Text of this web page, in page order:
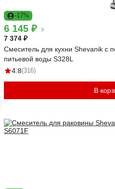
-17%
6 145 ₽
7 374 ₽
Смеситель для кухни Shevanik с
питьевой воды S328L
4.8(316)
В